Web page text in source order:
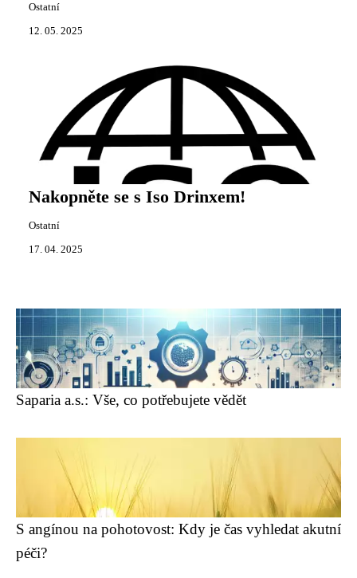
Ostatní
12. 05. 2025
Nakopněte se s Iso Drinxem!
Ostatní
17. 04. 2025
Saparia a.s.: Vše, co potřebujete vědět
S angínou na pohotovost: Kdy je čas vyhledat akutní
péči?